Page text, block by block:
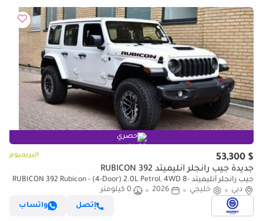
حصري
$ 53,300 البريميوم
جديدة جيب رانجلر أنليميتد RUBICON 392
جيب رانجلر أنليميتد RUBICON 392 Rubicon - (4-Door) 2.0L Petrol, 4WD 8-
Speed Automatic | 2026 Model | For Export
دبي خليجي 2026
0 كيلومتر
إتصل
واتساب